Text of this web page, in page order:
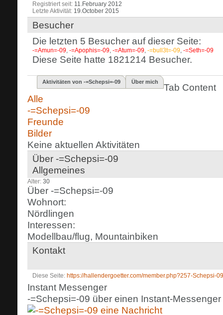
Registriert seit 11.February 2012
Letzte Aktivität 19.October 2015
Besucher
Die letzten 5 Besucher auf dieser Seite:
-=Amun=-09, -=Apophis=-09, -=Atum=-09, -=bull3t=-09, -=Seth=-09
Diese Seite hatte 1821214 Besucher.
Aktivitäten von -=Schepsi=-09 Über mich
Tab Content
Alle
-=Schepsi=-09
Freunde
Bilder
Keine aktuellen Aktivitäten
Über -=Schepsi=-09
Allgemeines
Alter 30
Über -=Schepsi=-09
Wohnort:
Nördlingen
Interessen:
Modellbau/flug, Mountainbiken
Kontakt
Diese Seite https://hallendergoetter.com/member.php?257-Schepsi-
Instant Messenger
-=Schepsi=-09 über einen Instant-